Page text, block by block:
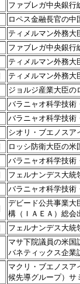
ファブレガ中央銀行
ロペス金融長官の中
ティメルマン外務大
ファブレガ中央銀行
ティメルマン外務大
ティメルマン外務大
ジョルジ産業大臣の
バラニャオ科学技術
バラニャオ科学技術
シオリ・ブエノスア
ロッシ防衛大臣の米
バラニャオ科学技術
フェルナンデス大統
バラニャオ科学技術
デビード公共事業大
構（ＩＡＥＡ）総会
フェルナンデス大統
マサ下院議員の米国
バネティックス企業
マクリ・ブエノスア
候先導グループ）サ